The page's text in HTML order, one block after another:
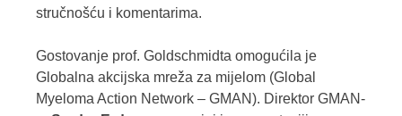
stručnošću i komentarima.
Gostovanje prof. Goldschmidta omogućila je
Globalna akcijska mreža za mijelom (Global
Myeloma Action Network – GMAN). Direktor GMAN-